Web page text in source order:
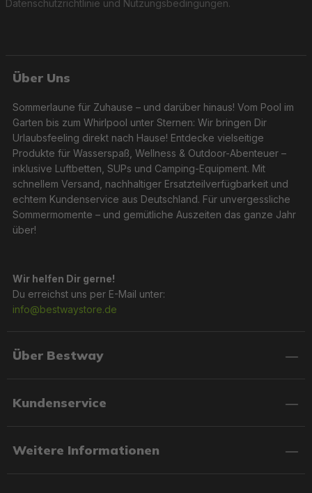
Datenschutzrichtlinie und Nutzungsbedingungen.
Über Uns
Sommerlaune für Zuhause – und darüber hinaus! Vom Pool im
Garten bis zum Whirlpool unter Sternen: Wir bringen Dir
Urlaubsfeeling direkt nach Hause! Entdecke vielseitige
Produkte für Wasserspaß, Wellness & Outdoor-Abenteuer –
inklusive Luftbetten, SUPs und Camping-Equipment. Mit
schnellem Versand, nachhaltiger Ersatzteilverfügbarkeit und
echtem Kundenservice aus Deutschland. Für unvergessliche
Sommermomente – und gemütliche Auszeiten das ganze Jahr
über!
Wir helfen Dir gerne!
Du erreichst uns per E-Mail unter:
info@bestwaystore.de
Über Bestway
Kundenservice
Weitere Informationen